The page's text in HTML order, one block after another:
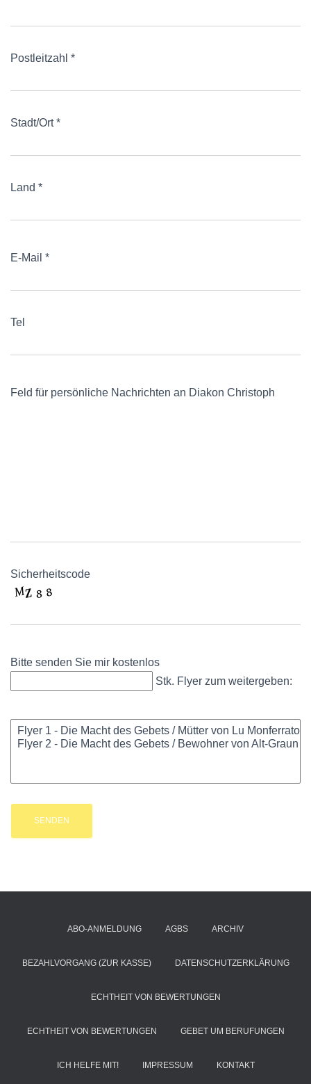
Postleitzahl *
Stadt/Ort *
Land *
E-Mail *
Tel
Feld für persönliche Nachrichten an Diakon Christoph
Sicherheitscode
Bitte senden Sie mir kostenlos
Stk. Flyer zum weitergeben:
ABO-ANMELDUNG AGBS ARCHIV
BEZAHLVORGANG (ZUR KASSE) DATENSCHUTZERKLÄRUNG
ECHTHEIT VON BEWERTUNGEN
ECHTHEIT VON BEWERTUNGEN GEBET UM BERUFUNGEN
ICH HELFE MIT! IMPRESSUM KONTAKT